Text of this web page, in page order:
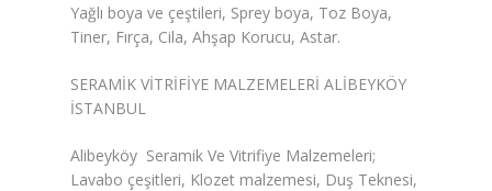
Yağlı boya ve çeştileri, Sprey boya, Toz Boya,
Tiner, Fırça, Cila, Ahşap Korucu, Astar.
SERAMİK VİTRİFİYE MALZEMELERİ ALİBEYKÖY
İSTANBUL
Alibeyköy Seramik Ve Vitrifiye Malzemeleri;
Lavabo çeşitleri, Klozet malzemesi, Duş Teknesi,